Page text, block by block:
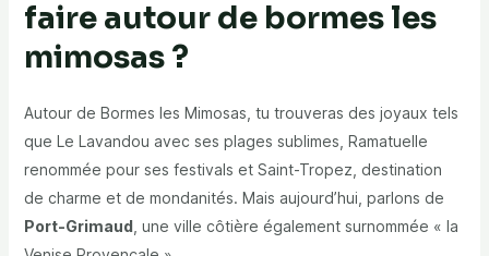
faire autour de bormes les
mimosas ?
Autour de Bormes les Mimosas, tu trouveras des joyaux tels
que Le Lavandou avec ses plages sublimes, Ramatuelle
renommée pour ses festivals et Saint-Tropez, destination
de charme et de mondanités. Mais aujourd’hui, parlons de
Port-Grimaud, une ville côtière également surnommée « la